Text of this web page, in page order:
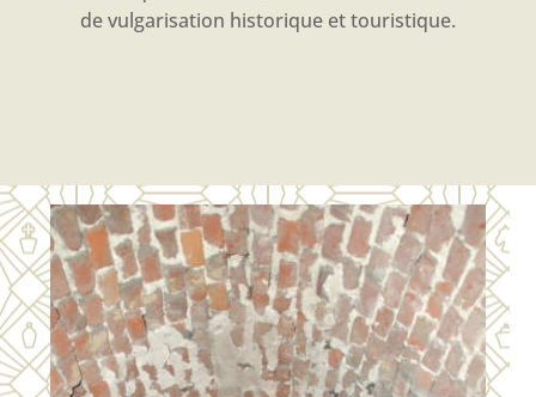
de vulgarisation historique et touristique.